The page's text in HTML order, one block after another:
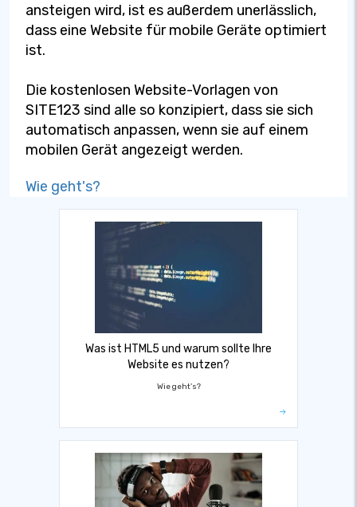
ansteigen wird, ist es außerdem unerlässlich,
dass eine Website für mobile Geräte optimiert
ist.
Die kostenlosen Website-Vorlagen von
SITE123 sind alle so konzipiert, dass sie sich
automatisch anpassen, wenn sie auf einem
mobilen Gerät angezeigt werden.
Wie geht's?
Was ist HTML5 und warum sollte Ihre
Website es nutzen?
Wie geht's?